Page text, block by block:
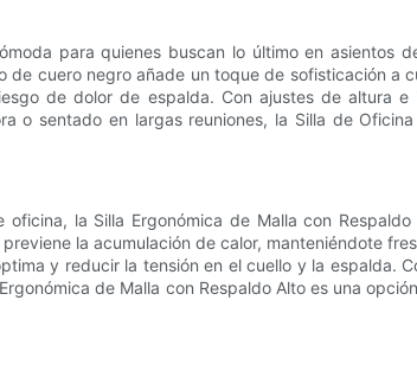
para quienes buscan lo último en asientos
cuero negro añade un toque de sofisticación a
de dolor de espalda. Con ajustes de altura
o sentado en largas reuniones, la Silla de
la Silla Ergonómica de Malla con
la acumulación de calor, manteniéndote
y reducir la tensión en el cuello y la espalda.
de Malla con Respaldo Alto es una